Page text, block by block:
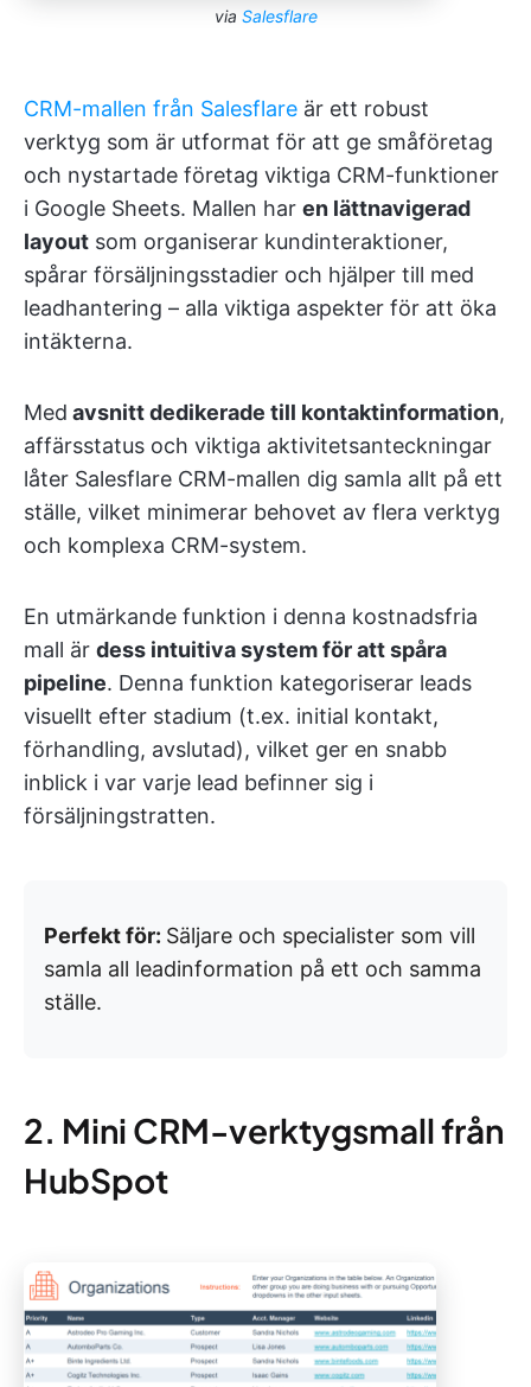
via Salesflare
CRM-mallen från Salesflare är ett robust
verktyg som är utformat för att ge småföretag
och nystartade företag viktiga CRM-funktioner
i Google Sheets. Mallen har en lättnavigerad
layout som organiserar kundinteraktioner,
spårar försäljningsstadier och hjälper till med
leadhantering – alla viktiga aspekter för att öka
intäkterna.
Med avsnitt dedikerade till kontaktinformation,
affärsstatus och viktiga aktivitetsanteckningar
låter Salesflare CRM-mallen dig samla allt på ett
ställe, vilket minimerar behovet av flera verktyg
och komplexa CRM-system.
En utmärkande funktion i denna kostnadsfria
mall är dess intuitiva system för att spåra
pipeline. Denna funktion kategoriserar leads
visuellt efter stadium (t.ex. initial kontakt,
förhandling, avslutad), vilket ger en snabb
inblick i var varje lead befinner sig i
försäljningstratten.
Perfekt för: Säljare och specialister som vill
samla all leadinformation på ett och samma
ställe.
2. Mini CRM-verktygsmall från
HubSpot